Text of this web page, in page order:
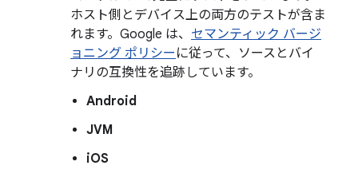
ホスト側とデバイス上の両方のテストが含ま
れます。Google は、 セマンティック バージ
ョニング ポリシー に従って、ソースとバイ
ナリの互換性を追跡しています。
Android
JVM
iOS